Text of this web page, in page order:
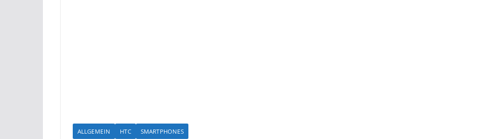
ALLGEMEIN HTC SMARTPHONES